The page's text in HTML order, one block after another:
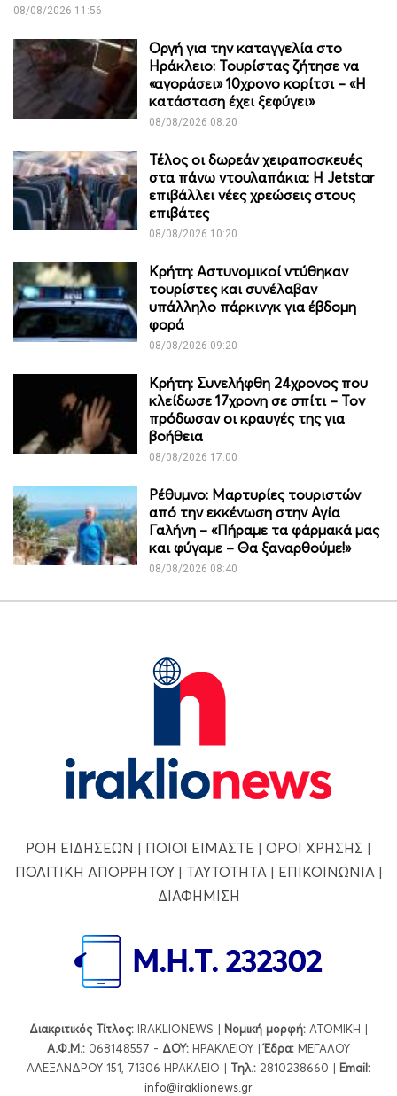
08/08/2026 11:56
Οργή για την καταγγελία στο
Ηράκλειο: Τουρίστας ζήτησε να
«αγοράσει» 10χρονο κορίτσι – «Η
κατάσταση έχει ξεφύγει»
08/08/2026 08:20
Τέλος οι δωρεάν χειραποσκευές
στα πάνω ντουλαπάκια: Η Jetstar
επιβάλλει νέες χρεώσεις στους
επιβάτες
08/08/2026 10:20
Κρήτη: Αστυνομικοί ντύθηκαν
τουρίστες και συνέλαβαν
υπάλληλο πάρκινγκ για έβδομη
φορά
08/08/2026 09:20
Κρήτη: Συνελήφθη 24χρονος που
κλείδωσε 17χρονη σε σπίτι – Τον
πρόδωσαν οι κραυγές της για
βοήθεια
08/08/2026 17:00
Ρέθυμνο: Μαρτυρίες τουριστών
από την εκκένωση στην Αγία
Γαλήνη – «Πήραμε τα φάρμακά μας
και φύγαμε – Θα ξαναρθούμε!»
08/08/2026 08:40
ΡΟΗ ΕΙΔΗΣΕΩΝ | ΠΟΙΟΙ ΕΙΜΑΣΤΕ | ΟΡΟΙ ΧΡΗΣΗΣ |
ΠΟΛΙΤΙΚΗ ΑΠΟΡΡΗΤΟΥ| ΤΑΥΤΟΤΗΤΑ| ΕΠΙΚΟΙΝΩΝΙΑ|
ΔΙΑΦΗΜΙΣΗ
Διακριτικός Τίτλος: IRAKLIONEWS | Νομική μορφή: ΑΤΟΜΙΚΗ |
Α.Φ.Μ.: 068148557 - ΔΟΥ: ΗΡΑΚΛΕΙΟΥ |Έδρα: ΜΕΓΑΛΟΥ
ΑΛΕΞΑΝΔΡΟΥ 151, 71306 ΗΡΑΚΛΕΙΟ | Τηλ.: 2810238660 | Εmail:
info@iraklionews.gr